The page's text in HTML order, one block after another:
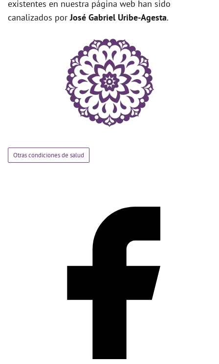
existentes en nuestra página web han sido
canalizados porJosé Gabriel Uribe-Agesta.
Otras condiciones de salud